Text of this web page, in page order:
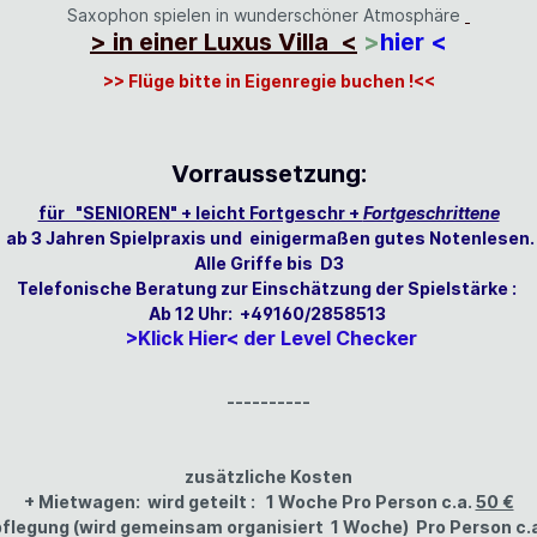
Saxophon spielen in wunderschöner Atmosphäre
> in einer Luxus Villa < >hier <
>> Flüge bitte in Eigenregie buchen !<<
Vorraussetzung:
für "SENIOREN" + leicht Fortgeschr + Fortgeschrittene
ab 3 Jahren Spielpraxis und einigermaßen gutes Notenlesen.
Alle Griffe bis D3
Telefonische Beratung zur Einschätzung der Spielstärke :
Ab 12 Uhr: +49160/2858513
>Klick Hier< der Level Checker
----------
zusätzliche Kosten
+ Mietwagen: wird geteilt : 1 Woche Pro Person c.a. 50 €
(wird gemeinsam organisiert 1 Woche) Pro Person